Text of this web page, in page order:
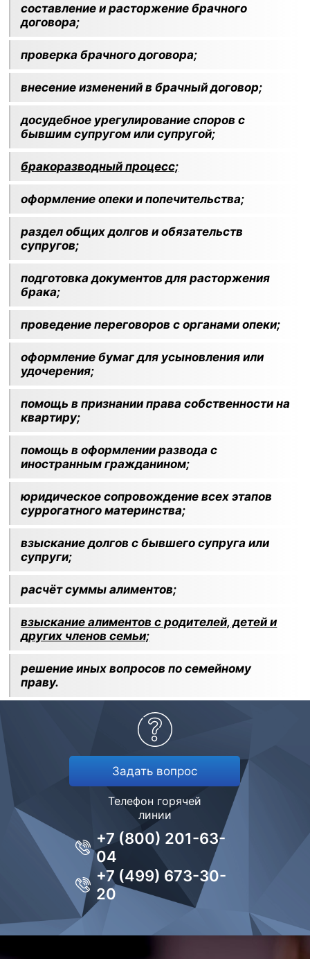
составление и расторжение брачного
договора;
проверка брачного договора;
внесение изменений в брачный договор;
досудебное урегулирование споров с
бывшим супругом или супругой;
бракоразводный процесс;
оформление опеки и попечительства;
раздел общих долгов и обязательств
супругов;
подготовка документов для расторжения
брака;
проведение переговоров с органами опеки;
оформление бумаг для усыновления или
удочерения;
помощь в признании права собственности на
квартиру;
помощь в оформлении развода с
иностранным гражданином;
юридическое сопровождение всех этапов
суррогатного материнства;
взыскание долгов с бывшего супруга или
супруги;
расчёт суммы алиментов;
взыскание алиментов с родителей, детей и
других членов семьи;
решение иных вопросов по семейному
праву.
Задать вопрос
Телефон горячей
линии
+7 (800) 201-63-
04
+7 (499) 673-30-
20
Задайте вопрос прямо сейчас и получите
бесплатную онлайн консультацию юриста.